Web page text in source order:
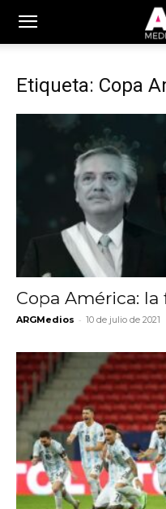
Etiqueta: Copa
Copa América:
ARGMedios - 10 de julio de 2021